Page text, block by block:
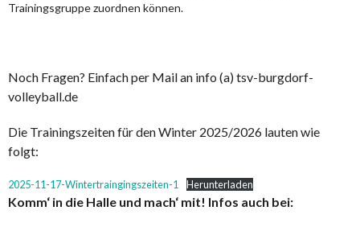
Trainingsgruppe zuordnen können.
Noch Fragen? Einfach per Mail an info (a) tsv-burgdorf-
volleyball.de
Die Trainingszeiten für den Winter 2025/2026 lauten wie
folgt:
2025-11-17-Wintertraingingszeiten-1 Herunterladen
Komm‘ in die Halle und mach‘ mit! Infos auch bei: